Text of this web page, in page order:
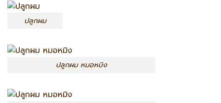
ปลูกผม
ปลูกผม หมอหมิง